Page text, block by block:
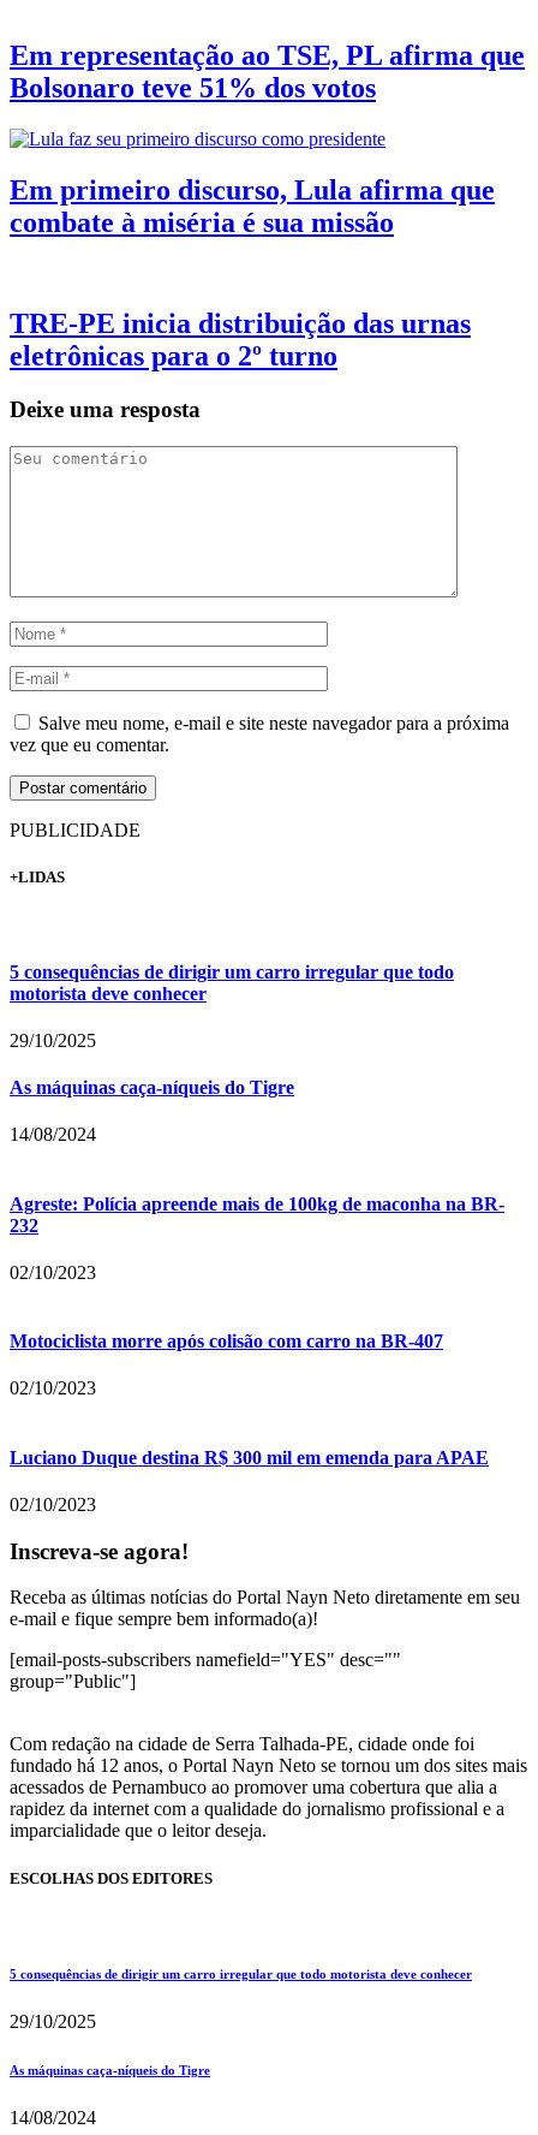
Em representação ao TSE, PL afirma que
Bolsonaro teve 51% dos votos
Em primeiro discurso, Lula afirma que
combate à miséria é sua missão
TRE-PE inicia distribuição das urnas
eletrônicas para o 2º turno
Deixe uma resposta
Salve meu nome, e-mail e site neste navegador para a próxima
vez que eu comentar.
PUBLICIDADE
+LIDAS
5 consequências de dirigir um carro irregular que todo
motorista deve conhecer
29/10/2025
As máquinas caça-níqueis do Tigre
14/08/2024
Agreste: Polícia apreende mais de 100kg de maconha na BR-
232
02/10/2023
Motociclista morre após colisão com carro na BR-407
02/10/2023
Luciano Duque destina R$ 300 mil em emenda para APAE
02/10/2023
Inscreva-se agora!
Receba as últimas notícias do Portal Nayn Neto diretamente em seu
e-mail e fique sempre bem informado(a)!
[email-posts-subscribers namefield="YES" desc=""
group="Public"]
Com redação na cidade de Serra Talhada-PE, cidade onde foi
fundado há 12 anos, o Portal Nayn Neto se tornou um dos sites mais
acessados de Pernambuco ao promover uma cobertura que alia a
rapidez da internet com a qualidade do jornalismo profissional e a
imparcialidade que o leitor deseja.
ESCOLHAS DOS EDITORES
5 consequências de dirigir um carro irregular que todo motorista deve conhecer
29/10/2025
As máquinas caça-níqueis do Tigre
14/08/2024